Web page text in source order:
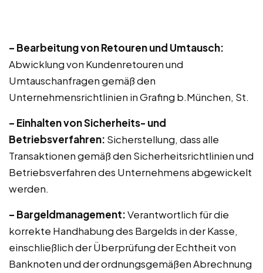
– Bearbeitung von Retouren und Umtausch:
Abwicklung von Kundenretouren und
Umtauschanfragen gemäß den
Unternehmensrichtlinien in Grafing b.München, St.
– Einhalten von Sicherheits- und
Betriebsverfahren: Sicherstellung, dass alle
Transaktionen gemäß den Sicherheitsrichtlinien und
Betriebsverfahren des Unternehmens abgewickelt
werden.
– Bargeldmanagement:Verantwortlich für die
korrekte Handhabung des Bargelds in der Kasse,
einschließlich der Überprüfung der Echtheit von
Banknoten und der ordnungsgemäßen Abrechnung